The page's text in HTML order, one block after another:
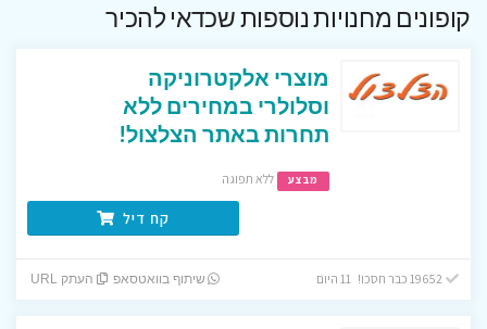
קופונים מחנויות נוספות שכדאי להכיר
מוצרי אלקטרוניקה
וסלולרי במחירים ללא
תחרות באתר הצלצול!
מבצע ללא תפוגה
קח דיל
שיתוף בוואטסאפ העתק URL